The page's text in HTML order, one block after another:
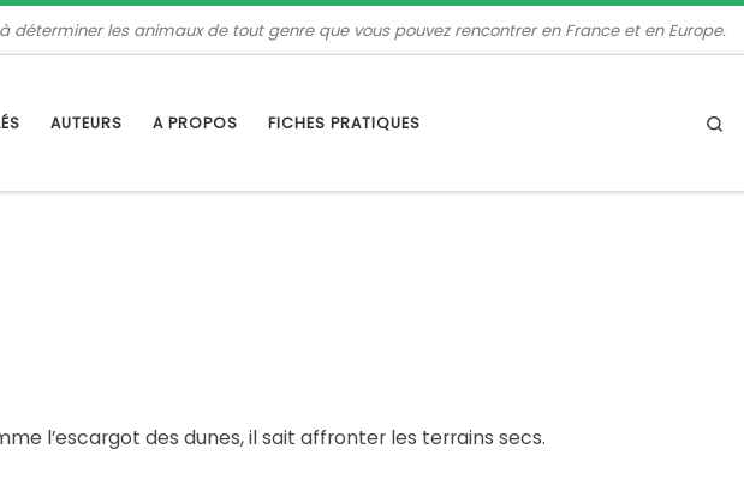
déterminer les animaux de tout genre que vous pouvez rencontrer en France et en Europe.
AUTEURS A PROPOS FICHES PRATIQUES
l’escargot des dunes, il sait affronter les terrains secs.